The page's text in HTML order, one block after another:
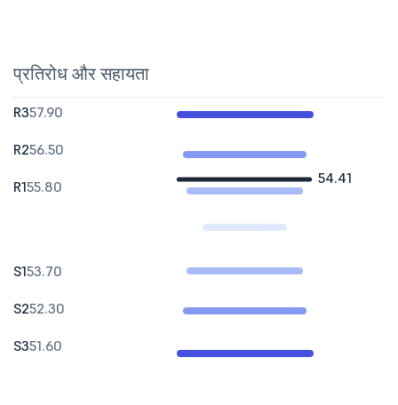
प्रतिरोध और सहायता
54.41
R357.90
R256.50
R155.80
S153.70
S252.30
S351.60